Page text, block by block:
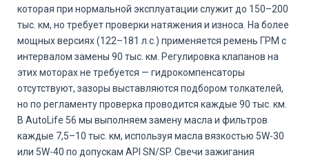
которая при нормальной эксплуатации служит до 150–200
тыс. км, но требует проверки натяжения и износа. На более
мощных версиях (122–181 л.с.) применяется ремень ГРМ с
интервалом замены 90 тыс. км. Регулировка клапанов на
этих моторах не требуется — гидрокомпенсаторы
отсутствуют, зазоры выставляются подбором толкателей,
но по регламенту проверка проводится каждые 90 тыс. км.
В AutoLife 56 мы выполняем замену масла и фильтров
каждые 7,5–10 тыс. км, используя масла вязкостью 5W-30
или 5W-40 по допускам API SN/SP. Свечи зажигания